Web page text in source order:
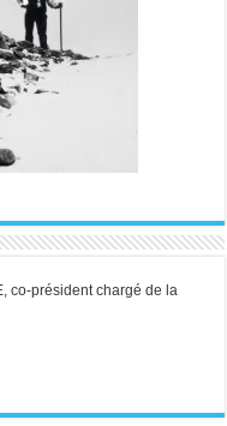
co-président chargé de la